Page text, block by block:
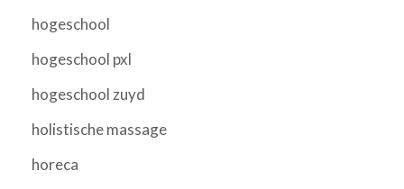
hogeschool
hogeschool pxl
hogeschool zuyd
holistische massage
horeca